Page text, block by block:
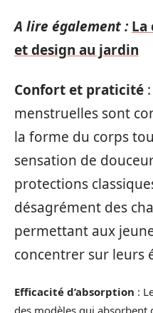
A lire également : La
et design au jardin
Confort et praticité
menstruelles sont
la forme du corps
sensation de
protections
désagrément des
permettant aux
concentrer sur leurs
Efficacité d’absorption :
des modèles qui absorbent